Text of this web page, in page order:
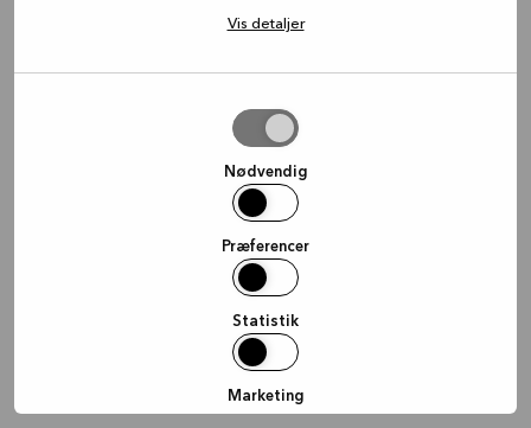
Vis detaljer
Nødvendig
Præferencer
Statistik
Marketing